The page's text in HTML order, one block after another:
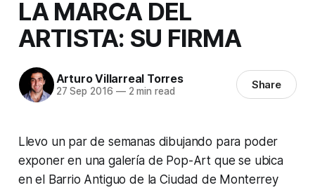
LA MARCA DEL
ARTISTA: SU FIRMA
Arturo Villarreal Torres
27 Sep 2016 —2 min read Share
Llevo un par de semanas dibujando para poder
exponer en una galería de Pop-Art que se ubica
en el Barrio Antiguo de la Ciudad de Monterrey